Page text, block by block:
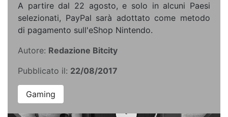
A partire dal 22 agosto, e solo in alcuni Paesi
selezionati, PayPal sarà adottato come metodo
di pagamento sull'eShop Nintendo.
Autore: Redazione Bitcity
Pubblicato il: 22/08/2017
Gaming